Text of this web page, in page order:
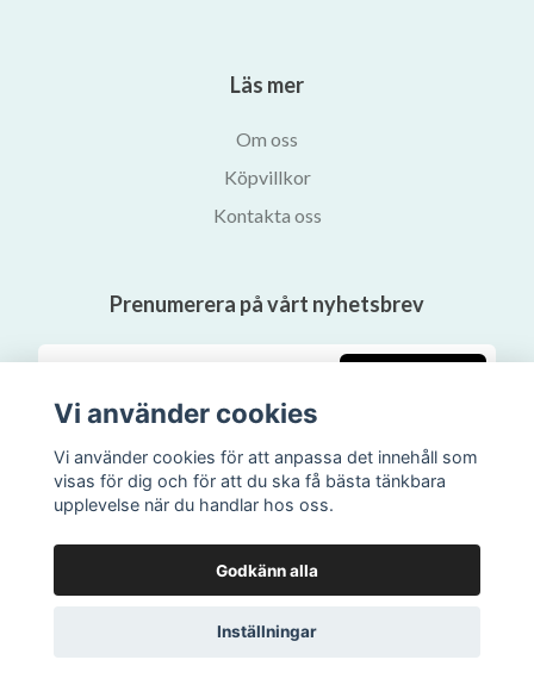
Läs mer
Om oss
Köpvillkor
Kontakta oss
Prenumerera på vårt nyhetsbrev
© 2026 Svalans Bokhandel
Vi använder cookies
Vi använder cookies för att anpassa det innehåll som
visas för dig och för att du ska få bästa tänkbara
upplevelse när du handlar hos oss.
Godkänn alla
Inställningar